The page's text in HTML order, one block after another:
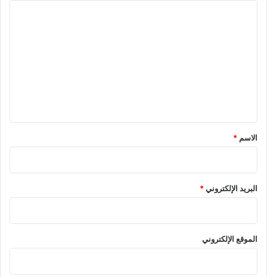
*
الاسم *
البريد الإلكتروني*
الموقع الإلكتروني